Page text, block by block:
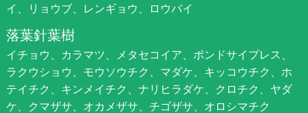
イ、リョウブ、レンギョウ、ロウバイ
落葉針葉樹
イチョウ、カラマツ、メタセコイア、ポンドサイプレス、
ラクウショウ、モウソウチク、マダケ、キッコウチク、ホ
テイチク、キンメイチク、ナリヒラダケ、クロチク、ヤダ
ケ、クマザサ、オカメザサ、チゴザサ、オロシマチク